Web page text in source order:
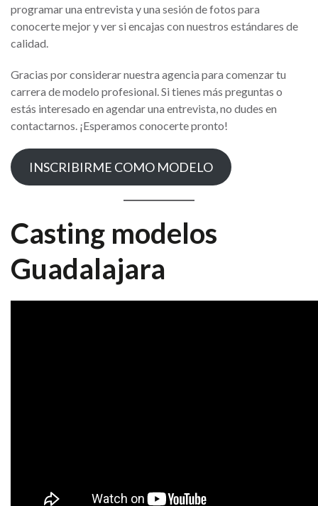
programar una entrevista y una sesión de fotos para
conocerte mejor y ver si encajas con nuestros estándares de
calidad.
Gracias por considerar nuestra agencia para comenzar tu
carrera de modelo profesional. Si tienes más preguntas o
estás interesado en agendar una entrevista, no dudes en
contactarnos. ¡Esperamos conocerte pronto!
INSCRIBIRME COMO MODELO
Casting modelos
Guadalajara